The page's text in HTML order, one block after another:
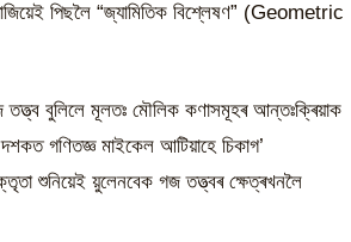
পিছলৈ “জ্যামিতিক বিশ্লেষণ” (Geometric
তত্ত্ব বুলিলে মূলতঃ মৌলিক কণাসমূহৰ আন্তঃক্ৰিয়াক
গণিতজ্ঞ মাইকেল আটিয়াহে চিকাগ’
শুনিয়েই য়ুলেনবেক গজ তত্ত্বৰ ক্ষেত্ৰখনলৈ